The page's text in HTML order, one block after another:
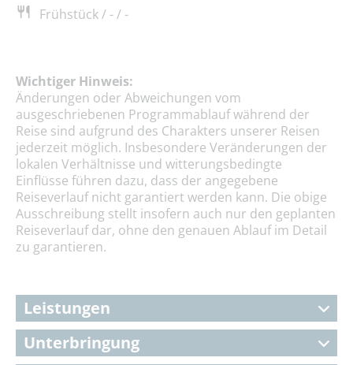
Frühstück / - / -
Wichtiger Hinweis:
Änderungen oder Abweichungen vom
ausgeschriebenen Programmablauf während der
Reise sind aufgrund des Charakters unserer Reisen
jederzeit möglich. Insbesondere Veränderungen der
lokalen Verhältnisse und witterungsbedingte
Einflüsse führen dazu, dass der angegebene
Reiseverlauf nicht garantiert werden kann. Die obige
Ausschreibung stellt insofern auch nur den geplanten
Reiseverlauf dar, ohne den genauen Ablauf im Detail
zu garantieren.
Leistungen
Unterbringung